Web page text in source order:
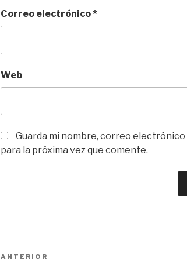
Correo electrónico*
Web
Guarda mi nombre, correo
para la próxima vez que comente.
Navegación
Entrada
ANTERIOR